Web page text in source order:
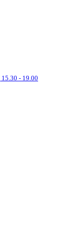
15.30 - 19.00